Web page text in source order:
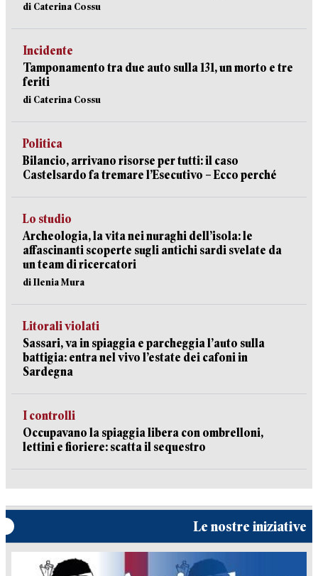
di Caterina Cossu
Incidente
Tamponamento tra due auto sulla 131, un morto e tre
feriti
di Caterina Cossu
Politica
Bilancio, arrivano risorse per tutti: il caso
Castelsardo fa tremare l’Esecutivo – Ecco perché
Lo studio
Archeologia, la vita nei nuraghi dell’isola: le
affascinanti scoperte sugli antichi sardi svelate da
un team di ricercatori
di Ilenia Mura
Litorali violati
Sassari, va in spiaggia e parcheggia l’auto sulla
battigia: entra nel vivo l’estate dei cafoni in
Sardegna
I controlli
Occupavano la spiaggia libera con ombrelloni,
lettini e fioriere: scatta il sequestro
Le nostre iniziative